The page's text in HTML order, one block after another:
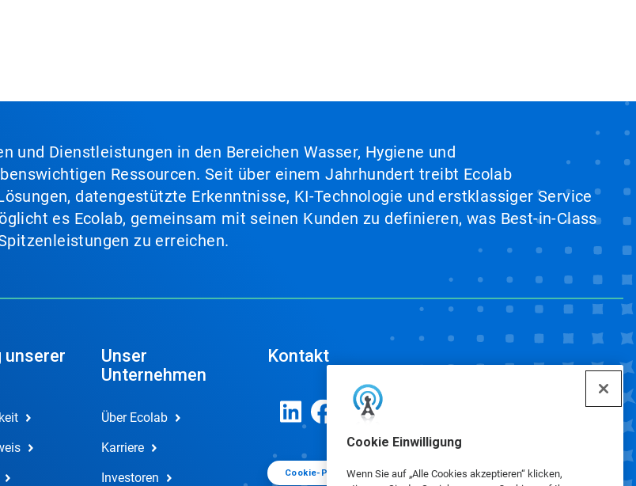
Cookie Einwilligung
Wenn Sie auf „Alle Cookies akzeptieren“ klicken,
Dienstleistungen in den Bereichen Wasser, Hygiene und
Ressourcen. Seit über einem Jahrhundert treibt Ecolab
datengestützte Erkenntnisse, KI-Technologie und erstklassiger Service
es Ecolab, gemeinsam mit seinen Kunden zu definieren, was Best-in-Class
zu erreichen.
unserer
Unser
Unternehmen
Über Ecolab
Karriere
Investoren
Kontakt
Cookie-Präferenzen